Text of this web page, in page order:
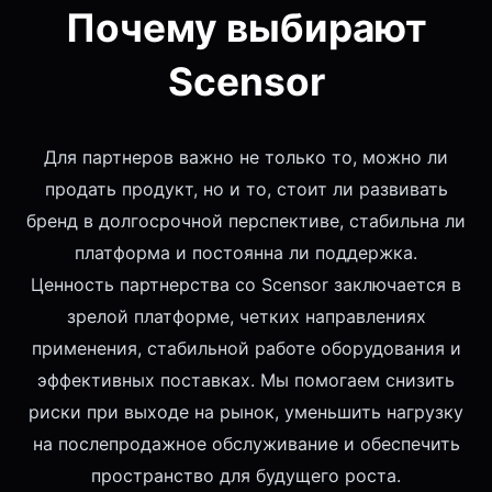
Почему выбирают
Scensor
Для партнеров важно не только то, можно ли
продать продукт, но и то, стоит ли развивать
бренд в долгосрочной перспективе, стабильна ли
платформа и постоянна ли поддержка.
Ценность партнерства со Scensor заключается в
зрелой платформе, четких направлениях
применения, стабильной работе оборудования и
эффективных поставках. Мы помогаем снизить
риски при выходе на рынок, уменьшить нагрузку
на послепродажное обслуживание и обеспечить
пространство для будущего роста.